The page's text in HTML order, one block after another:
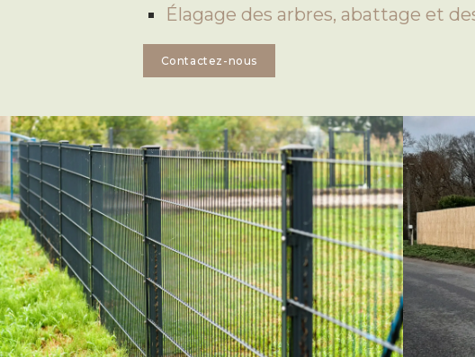
Élagage des arbres, abattage et
Contactez-nous